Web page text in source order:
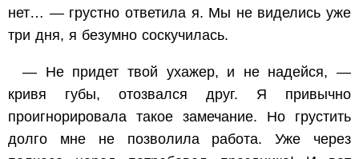
нет… — грустно ответила я. Мы не виделись уже
три дня, я безумно соскучилась.
— Не придет твой ухажер, и не надейся, —
кривя губы, отозвался друг. Я привычно
проигнорировала такое замечание. Но грустить
долго мне не позволила работа. Уже через